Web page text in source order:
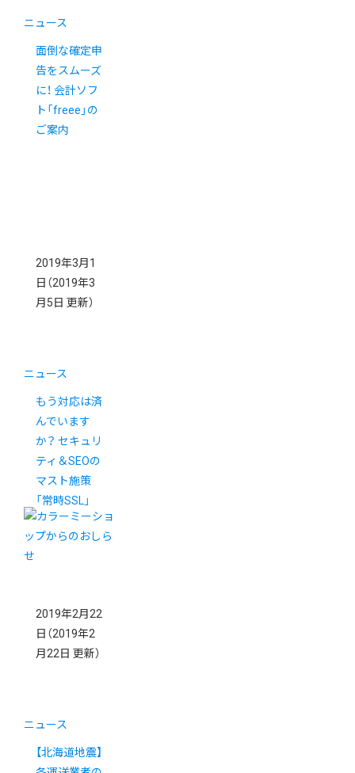
ニュース
面倒な確定申
告をスムーズ
に！ 会計ソフ
ト「freee」の
ご案内
2019年3月1
日 （2019年3
月5日 更新）
ニュース
もう対応は済
んでいます
か？ セキュリ
ティ＆SEOの
マスト施策
「常時SSL」
2019年2月22
日 （2019年2
月22日 更新）
ニュース
【北海道地震】